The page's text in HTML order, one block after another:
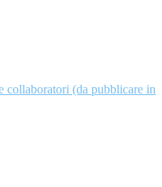
collaboratori (da pubblicare in